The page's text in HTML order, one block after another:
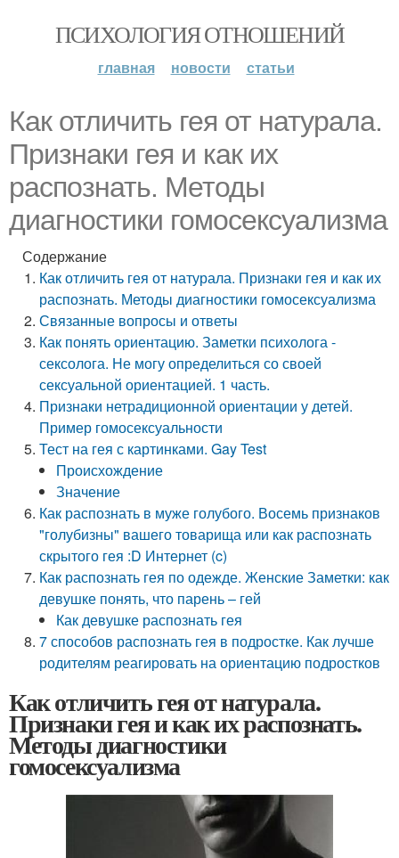
ПСИХОЛОГИЯ ОТНОШЕНИЙ
главная новости статьи
Как отличить гея от натурала.
Признаки гея и как их
распознать. Методы
диагностики гомосексуализма
Содержание
Как отличить гея от натурала. Признаки гея и как их
распознать. Методы диагностики гомосексуализма
Связанные вопросы и ответы
Как понять ориентацию. Заметки психолога -
сексолога. Не могу определиться со своей
сексуальной ориентацией. 1 часть.
Признаки нетрадиционной ориентации у детей.
Пример гомосексуальности
Тест на гея с картинками. Gay Test
Происхождение
Значение
Как распознать в муже голубого. Восемь признаков
"голубизны" вашего товарища или как распознать
скрытого гея :D Интернет (c)
Как распознать гея по одежде. Женские Заметки: как
девушке понять, что парень – гей
Как девушке распознать гея
7 способов распознать гея в подростке. Как лучше
родителям реагировать на ориентацию подростков
Как отличить гея от натурала.
Признаки гея и как их распознать.
Методы диагностики
гомосексуализма